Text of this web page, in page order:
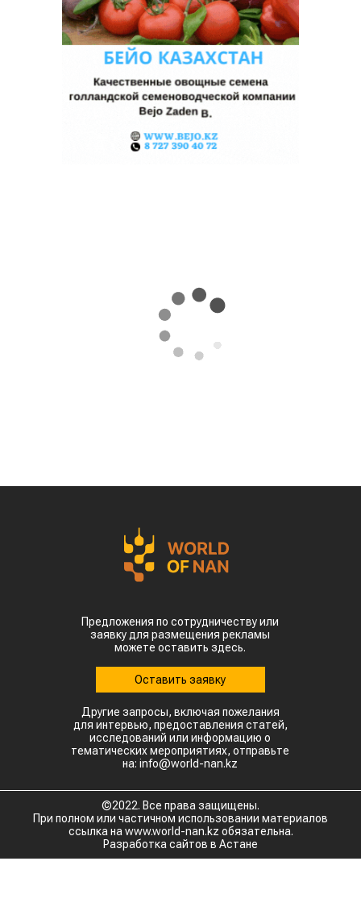
Предложения по сотрудничеству или
заявку для размещения рекламы
можете оставить здесь.
Оставить заявку
Другие запросы, включая пожелания
для интервью, предоставления статей,
исследований или информацию о
тематических мероприятиях, отправьте
на: info@world-nan.kz
©2022. Все права защищены.
При полном или частичном использовании материалов
ссылка на www.world-nan.kz обязательна.
Разработка сайтов в Астане